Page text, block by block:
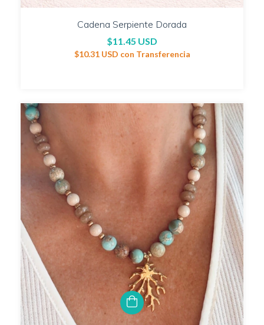
Cadena Serpiente Dorada
$11.45 USD
$10.31 USD con Transferencia